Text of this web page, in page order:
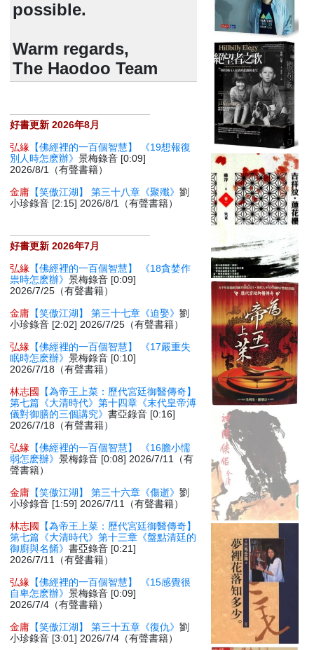
possible.
Warm regards,
The Haodoo Team
好書更新 2026年8月
弘緣 【佛經裡的一百個智慧】 《19想報復
別人時怎麽辦》景梅錄音 [0:09]
2026/8/1（有聲書籍）
金庸 【笑傲江湖】 第三十八章《聚殲》劉
小珍錄音 [2:15] 2026/8/1（有聲書籍）
好書更新 2026年7月
弘緣 【佛經裡的一百個智慧】 《18貪婪作
祟時怎麽辦》景梅錄音 [0:09]
2026/7/25（有聲書籍）
金庸 【笑傲江湖】 第三十七章《迫娶》劉
小珍錄音 [2:02] 2026/7/25（有聲書籍）
弘緣 【佛經裡的一百個智慧】 《17嚴重失
眠時怎麽辦》景梅錄音 [0:10]
2026/7/18（有聲書籍）
林志國
【為帝王上菜：歷代宮廷御醫傳奇】
第七篇《大清時代》第十四章《末代皇帝溥
儀對御膳的三個講究》書亞錄音 [0:16]
2026/7/18（有聲書籍）
弘緣 【佛經裡的一百個智慧】 《16膽小懦
弱怎麽辦》景梅錄音 [0:08] 2026/7/11（有
聲書籍）
金庸 【笑傲江湖】 第三十六章《傷逝》劉
小珍錄音 [1:59] 2026/7/11（有聲書籍）
林志國
【為帝王上菜：歷代宮廷御醫傳奇】
第七篇《大清時代》第十三章《盤點清廷的
御廚與名餚》書亞錄音 [0:21]
2026/7/11（有聲書籍）
弘緣 【佛經裡的一百個智慧】 《15感覺很
自卑怎麽辦》景梅錄音 [0:09]
2026/7/4（有聲書籍）
金庸 【笑傲江湖】 第三十五章《復仇》劉
小珍錄音 [3:01] 2026/7/4（有聲書籍）